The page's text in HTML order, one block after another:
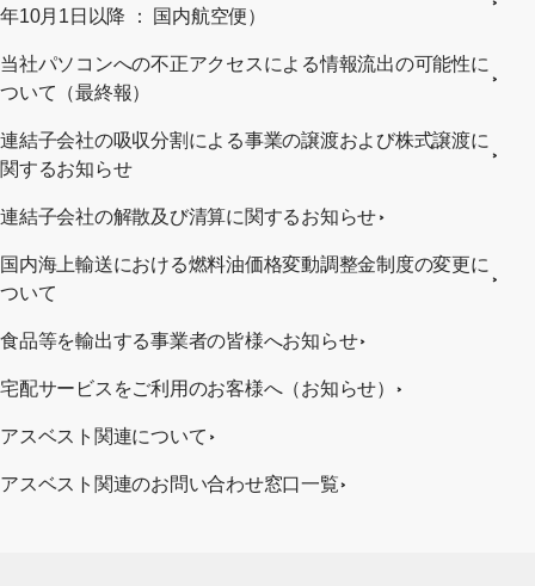
年10月1日以降 ： 国内航空便）
当社パソコンへの不正アクセスによる情報流出の可能性に
ついて（最終報）
連結子会社の吸収分割による事業の譲渡および株式譲渡に
関するお知らせ
連結子会社の解散及び清算に関するお知らせ
国内海上輸送における燃料油価格変動調整金制度の変更に
ついて
食品等を輸出する事業者の皆様へお知らせ
宅配サービスをご利用のお客様へ（お知らせ）
アスベスト関連について
アスベスト関連のお問い合わせ窓口一覧